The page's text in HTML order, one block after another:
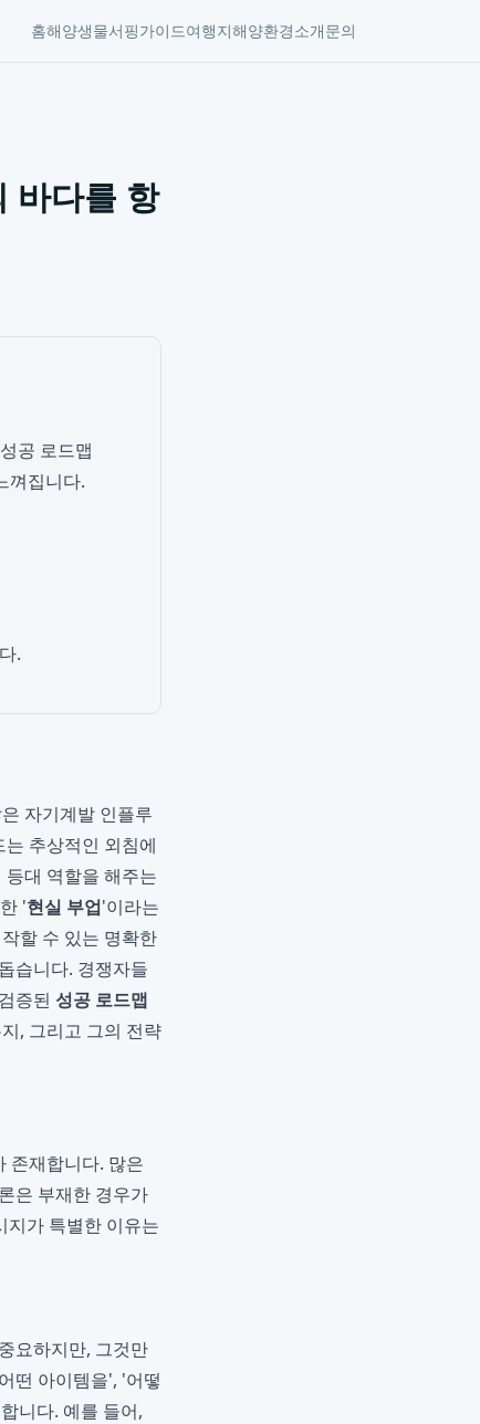
홈해양생물서핑가이드여행지해양환경소개문의
바다를 항
공 로드맵
껴집니다.
.
자기계발 인플루
추상적인 외침에
대 역할을 해주는
'현실 부업'이라는
할 수 있는 명확한
습니다. 경쟁자들
증된 성공 로드맵
, 그리고 그의 전략
존재합니다. 많은
은 부재한 경우가
지가 특별한 이유는
요하지만, 그것만
떤 아이템을', '어떻
니다. 예를 들어,